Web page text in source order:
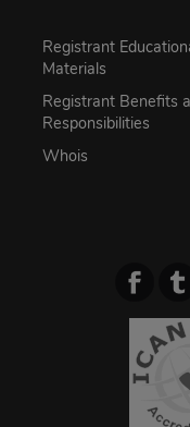
Registrant
Materials
Registrant Benefits
Responsibilities
Whois